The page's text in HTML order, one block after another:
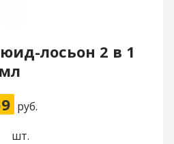
лосьон 2 в 1
руб.
шт.